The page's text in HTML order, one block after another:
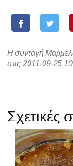
Η συνταγή
στις 2011-09-25
Σχετικές